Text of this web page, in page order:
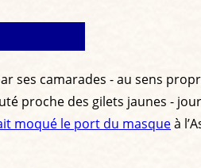
ses camarades - au sens
proche des gilets jaunes -
moqué le port du masqueà